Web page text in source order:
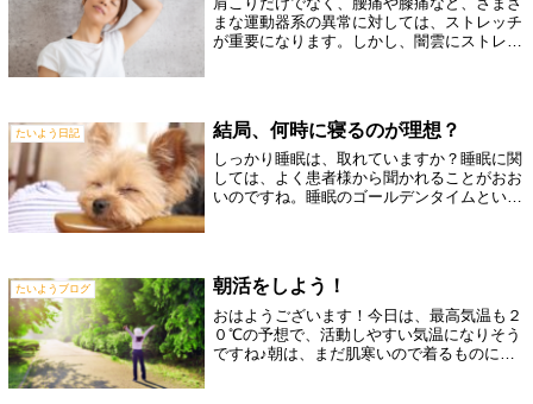
まな運動器系の異常に対しては、ストレッチ
が重要になります。しかし、闇雲にストレッ
に、...
たいよう日記 結局、何時に寝るのが理想？
しっかり睡眠は、取れていますか？睡眠に関
しては、よく患者様から聞かれることがおお
いのですね。睡眠のゴールデンタイムという
たいようブログ 朝活をしよう！
おはようございます！今日は、最高気温も２
０℃の予想で、活動しやすい気温になりそう
ですね♪朝は、まだ肌寒いので着るものに困